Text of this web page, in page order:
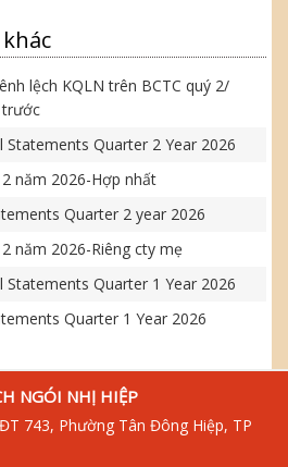
lệch KQLN trên BCTC quý 2/
trước
Statements Quarter 2 Year 2026
năm 2026-Hợp nhất
Quarter 2 year 2026
năm 2026-Riêng cty mẹ
Statements Quarter 1 Year 2026
Quarter 1 Year 2026
NGÓI NHỊ HIỆP
743, Phường Tân Đông Hiệp, TP